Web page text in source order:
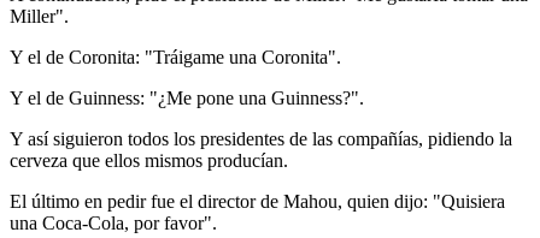
Miller".
Y el de Coronita: "Tráigame una Coronita".
Y el de Guinness: "¿Me pone una Guinness?".
Y así siguieron todos los presidentes de las compañías, pidiendo la
cerveza que ellos mismos producían.
El último en pedir fue el director de Mahou, quien dijo: "Quisiera
una Coca-Cola, por favor".